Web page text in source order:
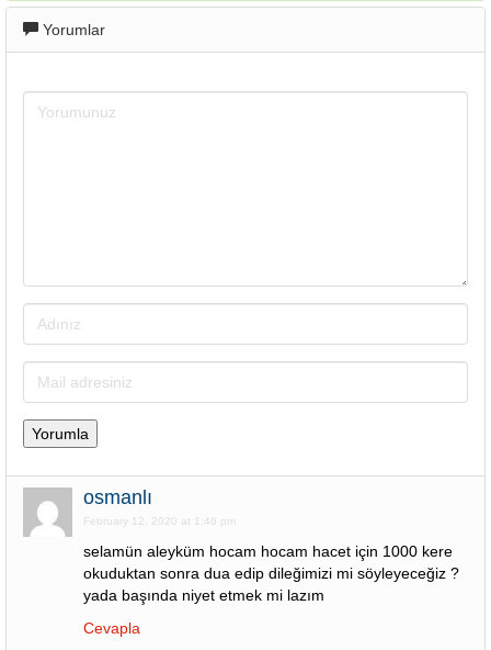
Yorumlar
osmanlı
February 12, 2020 at 1:46 pm
selamün aleyküm hocam hocam hacet için 1000 kere
okuduktan sonra dua edip dileğimizi mi söyleyeceğiz ?
yada başında niyet etmek mi lazım
Cevapla